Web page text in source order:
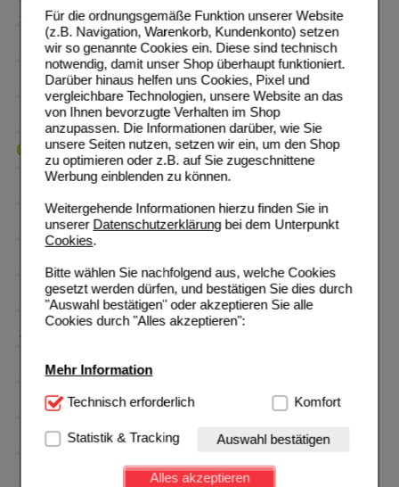
Für die ordnungsgemäße Funktion unserer Website
(z.B. Navigation, Warenkorb, Kundenkonto) setzen
wir so genannte Cookies ein. Diese sind technisch
notwendig, damit unser Shop überhaupt funktioniert.
Darüber hinaus helfen uns Cookies, Pixel und
vergleichbare Technologien, unsere Website an das
von Ihnen bevorzugte Verhalten im Shop
anzupassen. Die Informationen darüber, wie Sie
unsere Seiten nutzen, setzen wir ein, um den Shop
zu optimieren oder z.B. auf Sie zugeschnittene
Werbung einblenden zu können.
Weitergehende Informationen hierzu finden Sie in
unserer Datenschutzerklärungbei dem Unterpunkt
Cookies.
Bitte wählen Sie nachfolgend aus, welche Cookies
gesetzt werden dürfen, und bestätigen Sie dies durch
"Auswahl bestätigen" oder akzeptieren Sie alle
Cookies durch "Alles akzeptieren":
Mehr Information
Technisch Notwendig:Hierbei handelt es sich um
Website notwendig sind (z.B. Navigation, Warenkorb,
Kundenkonto), weshalb auf diese nicht verzichtet
werden kann.
Technisch erforderlich Komfort
Statistik & Tracking Auswahl bestätigen
Alles akzeptieren